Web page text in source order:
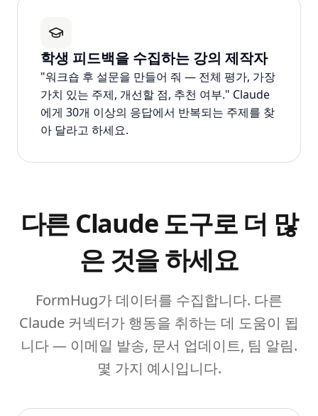
학생 피드백을 수집하는 강의 제작자
"워크숍 후 설문을 만들어 줘 — 전체 평가, 가장
가치 있는 주제, 개선할 점, 추천 여부." Claude
에게 30개 이상의 응답에서 반복되는 주제를 찾
아 달라고 하세요.
다른 Claude 도구로 더 많
은 것을 하세요
FormHug가 데이터를 수집합니다. 다른
Claude 커넥터가 행동을 취하는 데 도움이 됩
니다 — 이메일 발송, 문서 업데이트, 팀 알림.
몇 가지 예시입니다.